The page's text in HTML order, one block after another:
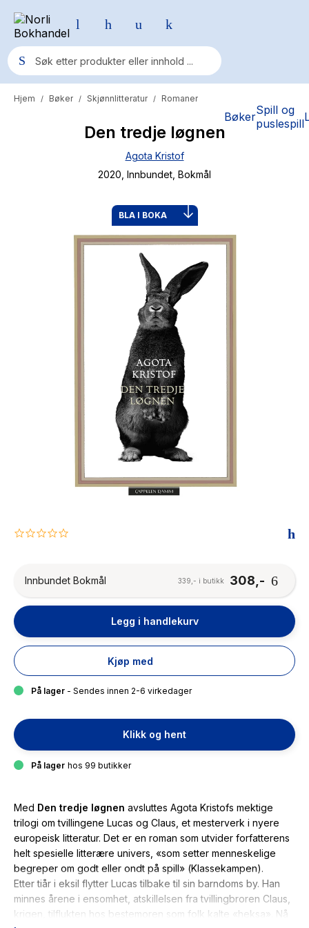
BøkerSpill og
puslespill
Populære søk
Fury Bound - Sable Sorensen
Elizabeth Strout
Hjem / Bøker / Skjønnlitteratur / Romaner
Den tredje løgnen
Agota Kristof
2020 , Innbundet , Bokmål
BLA I BOKA
0.0
Innbundet Bokmål
308,-
339,- i butikk
Legg i handlekurv
Kjøp med
På lager - Sendes innen 2-6 virkedager
Klikk og hent
På lager hos 99 butikker
Med Den tredje løgnen avsluttes Agota Kristofs mektige
trilogi om tvillingene Lucas og Claus, et mesterverk i nyere
europeisk litteratur. Det er en roman som utvider forfatterens
helt spesielle litterære univers, «som setter menneskelige
begreper om godt eller ondt på spill» (Klassekampen).
Etter tiår i eksil flytter Lucas tilbake til sin barndoms by. Han
minnes årene i ensomhet, atskillelsen fra tvillingbroren Claus,
krigen, tilflukten hos bestemoren som folk kalte «heksa». Nå